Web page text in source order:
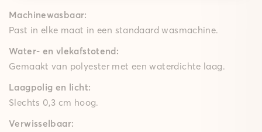
Machinewasbaar:
Past in elke maat in een standaard wasmachine.
Water- en vlekafstotend:
Gemaakt van polyester met een waterdichte laag.
Laagpolig en licht:
Slechts 0,3 cm hoog.
Verwisselbaar: